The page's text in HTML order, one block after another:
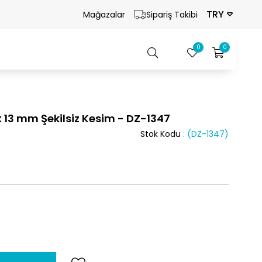
Mağazalar Sipariş Takibi TRY
0
0
13 mm Şekilsiz Kesim - DZ-1347
(DZ-1347)
Stok Kodu